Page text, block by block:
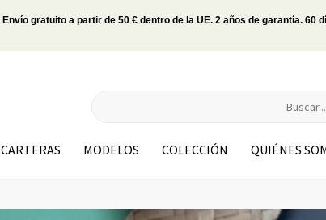
Envío gratuito a partir de 50 € dentro de la UE. 2 años de garantía. 60
CARTERAS MODELOS COLECCIÓN QUIÉNES